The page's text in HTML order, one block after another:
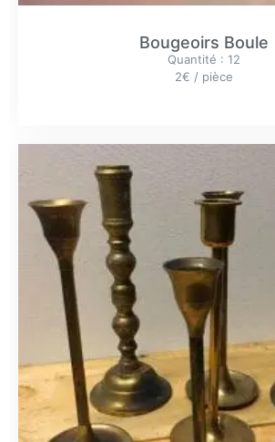
Bougeoirs Boule
Quantité : 12
2€ / pièce